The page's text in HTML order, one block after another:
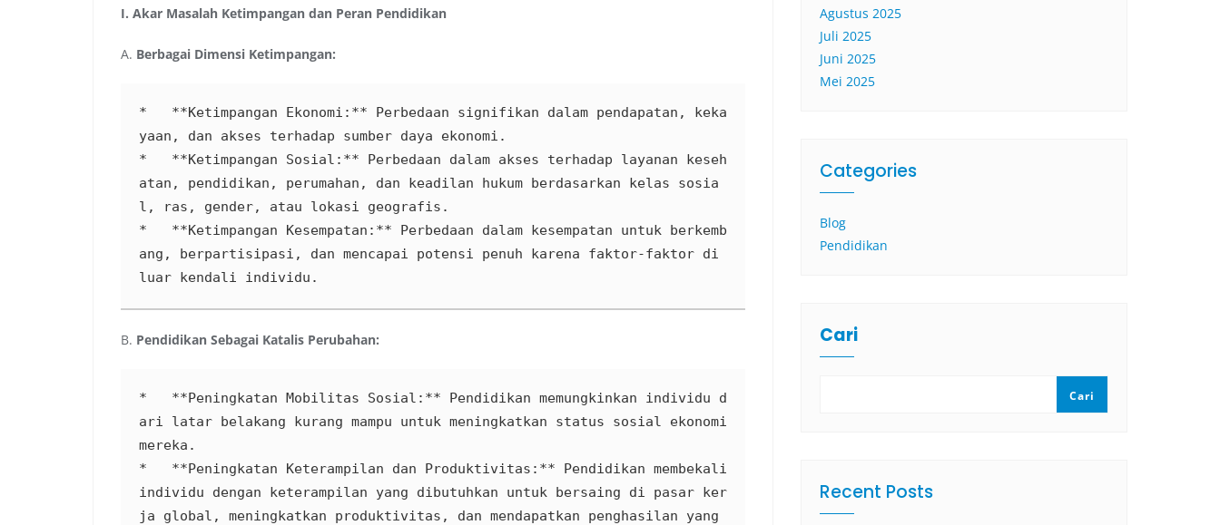
I. Akar Masalah Ketimpangan dan Peran Pendidikan
A. Berbagai Dimensi Ketimpangan:
*   **Ketimpangan Ekonomi:** Perbedaan signifikan dalam pendapatan, keka
yaan, dan akses terhadap sumber daya ekonomi.
*   **Ketimpangan Sosial:** Perbedaan dalam akses terhadap layanan keseh
atan, pendidikan, perumahan, dan keadilan hukum berdasarkan kelas sosia
l, ras, gender, atau lokasi geografis.
*   **Ketimpangan Kesempatan:** Perbedaan dalam kesempatan untuk berkemb
ang, berpartisipasi, dan mencapai potensi penuh karena faktor-faktor di
luar kendali individu.
B. Pendidikan Sebagai Katalis Perubahan:
*   **Peningkatan Mobilitas Sosial:** Pendidikan memungkinkan individu d
ari latar belakang kurang mampu untuk meningkatkan status sosial ekonomi
mereka.
*   **Peningkatan Keterampilan dan Produktivitas:** Pendidikan membekali
individu dengan keterampilan yang dibutuhkan untuk bersaing di pasar ker
ja global, meningkatkan produktivitas, dan mendapatkan penghasilan yang
Agustus 2025
Juli 2025
Juni 2025
Mei 2025
Categories
Blog
Pendidikan
Cari
Cari
Recent Posts